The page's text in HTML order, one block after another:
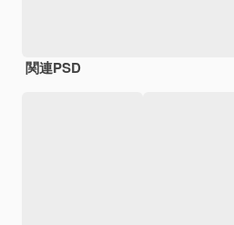
関連PSD